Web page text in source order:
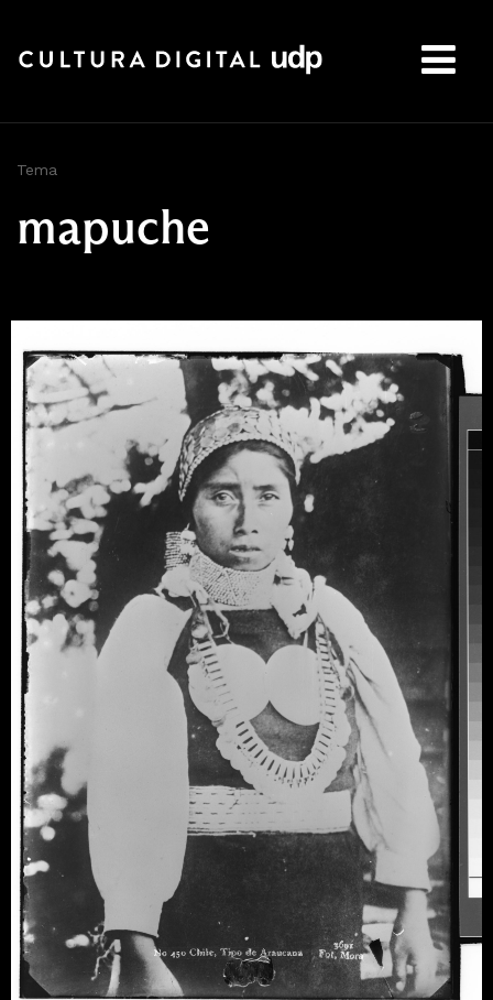
Tema
mapuche